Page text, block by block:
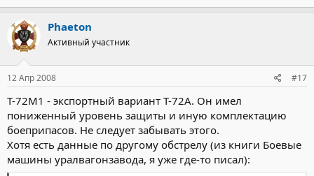
Phaeton
Активный участник
12 Апр 2008 #17
Т-72М1 - экспортный вариант Т-72А. Он имел
пониженный уровень защиты и иную комплектацию
боеприпасов. Не следует забывать этого.
Хотя есть данные по другому обстрелу (из книги Боевые
машины уралвагонзавода, я уже где-то писал):